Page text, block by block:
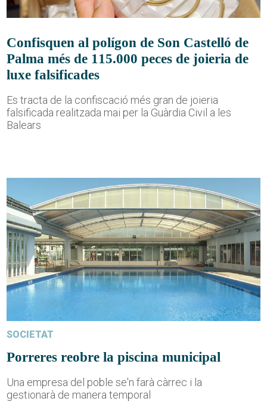
Confisquen al polígon de Son Castelló de
Palma més de 115.000 peces de joieria de
luxe falsificades
Es tracta de la confiscació més gran de joieria
falsificada realitzada mai per la Guàrdia Civil a les
Balears
SOCIETAT
Porreres reobre la piscina municipal
Una empresa del poble se'n farà càrrec i la
gestionarà de manera temporal